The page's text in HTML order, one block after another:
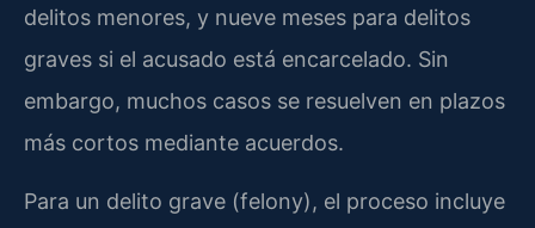
delitos menores, y nueve meses para delitos
graves si el acusado está encarcelado. Sin
embargo, muchos casos se resuelven en plazos
más cortos mediante acuerdos.
Para un delito grave (felony), el proceso incluye